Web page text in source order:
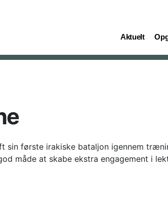
Aktuelt
(current)
sin første irakiske bataljon igennem
måde at skabe ekstra engagement i